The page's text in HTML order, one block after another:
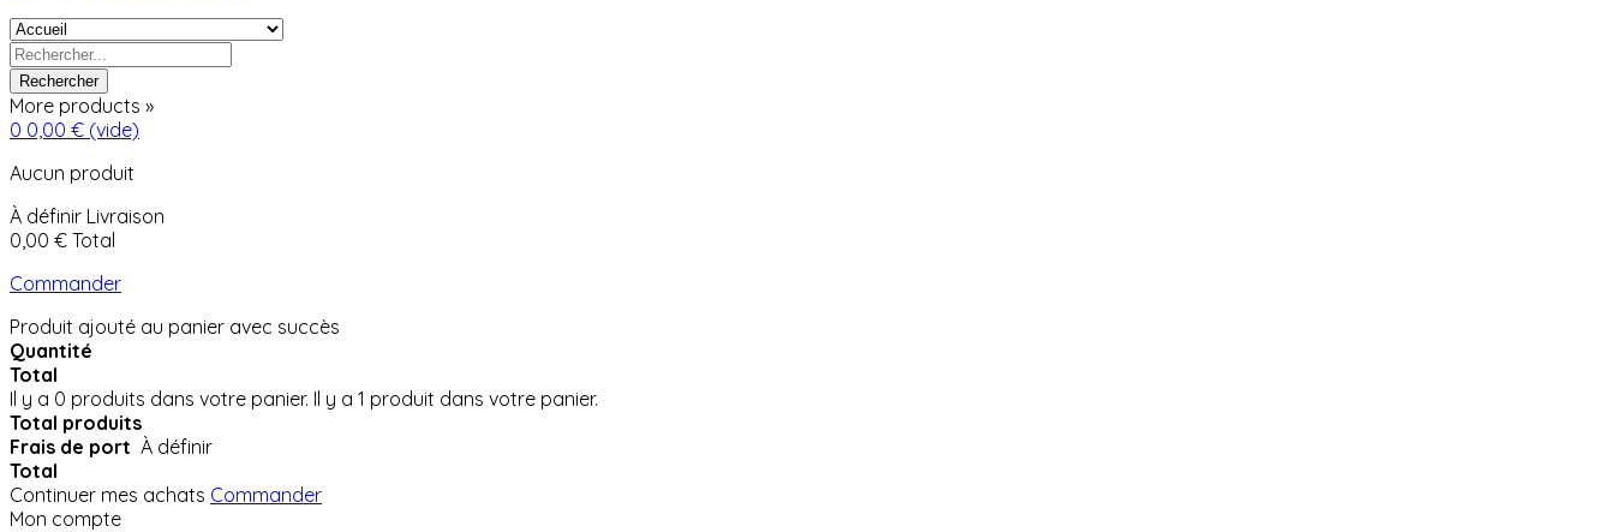
Rechercher
More products »
0 0,00 € (vide)
Aucun produit
À définir Livraison
0,00 € Total
Commander
Produit ajouté au panier avec succès
Quantité
Total
Il y a 0 produits dans votre panier. Il y a 1 produit dans votre panier.
Total produits
Frais de port À définir
Total
Continuer mes achats Commander
Mon compte